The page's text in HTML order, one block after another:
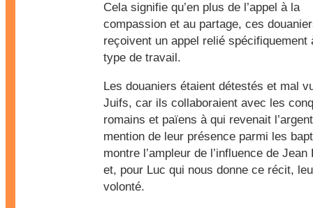
Cela signifie qu’en plus de l’appel à la
compassion et au partage, ces
reçoivent un appel relié spécifiquement
type de travail.
Les douaniers étaient détestés et mal
Juifs, car ils collaboraient avec les
romains et païens à qui revenait
mention de leur présence parmi les
montre l’ampleur de l’influence de Jean
et, pour Luc qui nous donne ce récit,
volonté.